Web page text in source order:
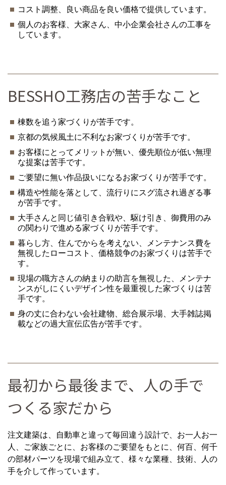
コスト調整、良い商品を良い価格で提供しています。
個人のお客様、大家さん、中小企業会社さんの工事を
しています。
BESSHO工務店の苦手なこと
棟数を追う家づくりが苦手です。
京都の気候風土に不利なお家づくりが苦手です。
お客様にとってメリットが無い、優先順位が低い無理
な提案は苦手です。
ご要望に無い作品扱いになるお家づくりが苦手です。
構造や性能を落として、流行りにスグ流され過ぎる事
が苦手です。
大手さんと同じ値引き合戦や、駆け引き、御費用のみ
の関わりで進める家づくりが苦手です。
暮らし方、住んでからを考えない、メンテナンス費を
無視したローコスト、価格競争のお家づくりは苦手で
す。
現場の職方さんの納まりの助言を無視した、メンテナ
ンスがしにくいデザイン性を最重視した家づくりは苦
手です。
身の丈に合わない会社建物、総合展示場、大手雑誌掲
載などの過大宣伝広告が苦手です。
最初から最後まで、人の手で
つくる家だから
注文建築は、自動車と違って毎回違う設計で、お一人お一
人、ご家族ごとに、お客様のご要望をもとに、何百、何千
の部材パーツを現場で組み立て、様々な業種、技術、人の
手を介して作っています。